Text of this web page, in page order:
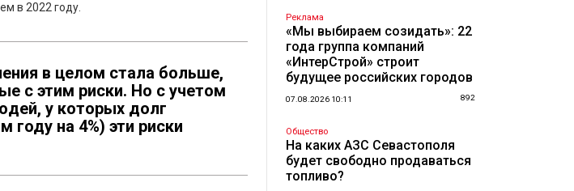
в 2022 году.
в целом стала больше,
с этим риски. Но с учетом
у которых долг
на 4%) эти риски
Реклама
«Мы выбираем созидать»: 22
года группа компаний
«ИнтерСтрой» строит
будущее российских городов
07.08.2026 10:11 892
Общество
На каких АЗС Севастополя
будет свободно продаваться
топливо?